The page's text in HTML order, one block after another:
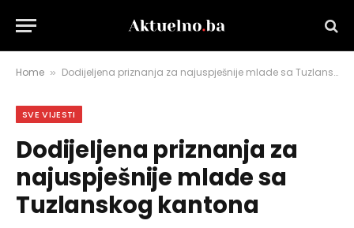
Home » Dodijeljena priznanja za najuspješnije mlade sa Tuzlanskog kantona
SVE VIJESTI
Dodijeljena priznanja za
najuspješnije mlade sa
Tuzlanskog kantona